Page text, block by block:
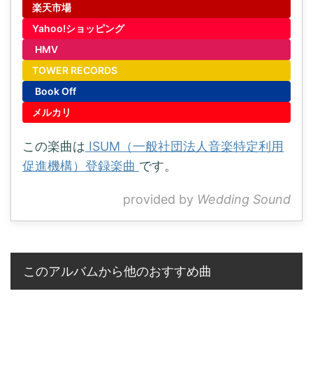
楽天市場
Yahoo!ショッピング
HMV
TOWER RECORDS
Book Off
メルカリ
この楽曲は ISUM（一般社団法人音楽特定利用
促進機構）登録楽曲 です。
provided by Wedding Sound
このアルバムから他のおすすめ曲